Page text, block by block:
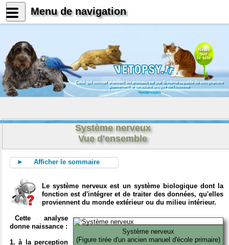
News
sur
le site
Celui qui connait vraiment les animaux est par là même capable de comprendre
pleinement le caractère unique de l'homme
Konrad Lorenz
Système nerveux
Vue d'ensemble
► Afficher le sommaire
Le système nerveux est un système biologique dont la
fonction est d'intégrer et de traiter des données, qu'elles
proviennent du monde extérieur ou du milieu intérieur.
Système nerveux
(Figure tirée d'un ancien manuel d'école primaire)
Cette analyse
donne naissance :
1. à la perception
Menu de navigation